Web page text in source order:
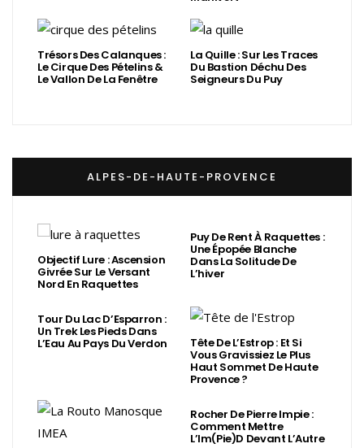
Trésors Des Calanques :
Le Cirque Des Pételins &
Le Vallon De La Fenêtre
La Quille : Sur Les Traces
Du Bastion Déchu Des
Seigneurs Du Puy
ALPES-DE-HAUTE-PROVENCE
Objectif Lure : Ascension
Givrée Sur Le Versant
Nord En Raquettes
Puy De Rent À Raquettes :
Une Épopée Blanche
Dans La Solitude De
L’hiver
Tour Du Lac D’Esparron :
Un Trek Les Pieds Dans
L’Eau Au Pays Du Verdon Tête De L’Estrop : Et Si
Vous Gravissiez Le Plus
Haut Sommet De Haute
Provence ?
Rocher De Pierre Impie :
Comment Mettre
L’Im(Pie)d Devant L’Autre